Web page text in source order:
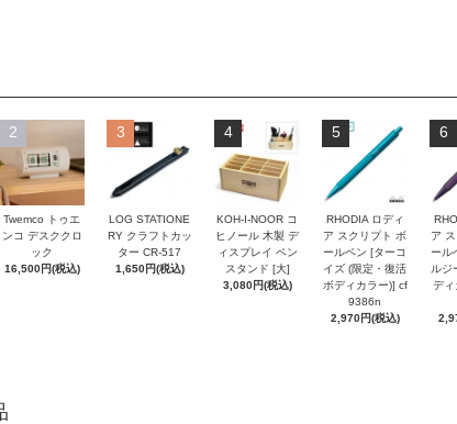
2
Twemco トゥエ
ンコ デスククロ
ック
16,500円(税込)
3
LOG STATIONE
RY クラフトカッ
ター CR-517
1,650円(税込)
4
KOH-I-NOOR コ
ヒノール 木製 デ
ィスプレイ ペン
スタンド [大]
3,080円(税込)
5
RHODIA ロディ
ア スクリプト ボ
ールペン [ターコ
イズ (限定・復活
ボディカラー)] cf
9386n
2,970円(税込)
6
ア
ール
ルジ
ディ